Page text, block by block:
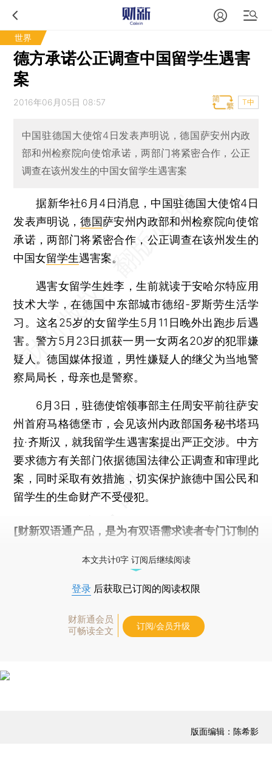
世界
德方承诺公正调查中国留学生遇害
案
2016年06月05日 08:57 T中
中国驻德国大使馆4日发表声明说，德国萨安州内政
部和州检察院向使馆承诺，两部门将紧密合作，公正
调查在该州发生的中国女留学生遇害案
据新华社6月4日消息，中国驻德国大使馆4日
发表声明说，德国萨安州内政部和州检察院向使馆
承诺，两部门将紧密合作，公正调查在该州发生的
中国女留学生遇害案。
遇害女留学生姓李，生前就读于安哈尔特应用
技术大学，在德国中东部城市德绍-罗斯劳生活学
习。这名25岁的女留学生5月11日晚外出跑步后遇
害。警方5月23日抓获一男一女两名20岁的犯罪嫌
疑人。德国媒体报道，男性嫌疑人的继父为当地警
察局局长，母亲也是警察。
6月3日，驻德使馆领事部主任周安平前往萨安
州首府马格德堡市，会见该州内政部国务秘书塔玛
拉·齐斯汉，就我留学生遇害案提出严正交涉。中方
要求德方有关部门依据德国法律公正调查和审理此
案，同时采取有效措施，切实保护旅德中国公民和
留学生的生命财产不受侵犯。
[财新双语通产品，是为有双语需求读者专门订制的
本文共计0字 订阅后继续阅读
登录 后获取已订阅的阅读权限
财新通会员
可畅读全文
订阅/会员升级
版面编辑：陈希影